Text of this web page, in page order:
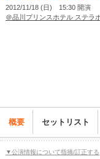
2012/11/18 (日) 15:30 開演
＠品川プリンスホテル ステラ
概要 セットリスト
▼公演情報について指摘/訂正する